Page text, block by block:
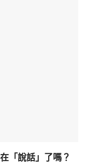
「說話」了嗎？